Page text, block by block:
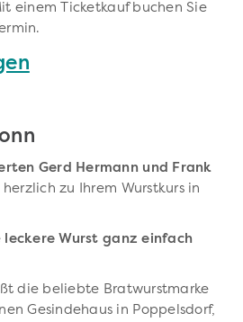
einem Ticketkauf buchen Sie
Gerd Hermann und Frank
herzlich zu Ihrem Wurstkurs in
leckere Wurst ganz einfach
die beliebte Bratwurstmarke
Gesindehaus in Poppelsdorf,